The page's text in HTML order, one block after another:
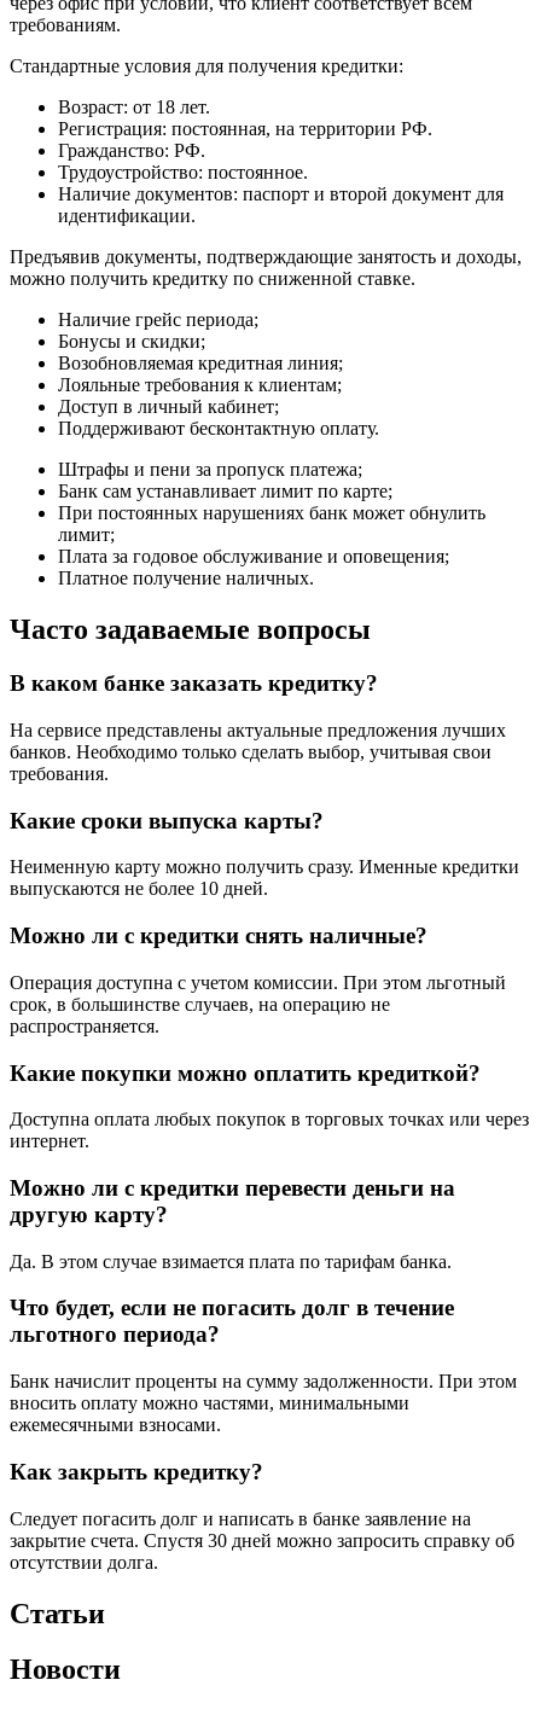
требованиям.
Стандартные условия для получения кредитки:
Возраст: от 18 лет.
Регистрация: постоянная, на территории РФ.
Гражданство: РФ.
Трудоустройство: постоянное.
Наличие документов: паспорт и второй документ для
идентификации.
Предъявив документы, подтверждающие занятость и доходы,
можно получить кредитку по сниженной ставке.
Наличие грейс периода;
Бонусы и скидки;
Возобновляемая кредитная линия;
Лояльные требования к клиентам;
Доступ в личный кабинет;
Поддерживают бесконтактную оплату.
Штрафы и пени за пропуск платежа;
Банк сам устанавливает лимит по карте;
При постоянных нарушениях банк может обнулить
лимит;
Плата за годовое обслуживание и оповещения;
Платное получение наличных.
Часто задаваемые вопросы
В каком банке заказать кредитку?
На сервисе представлены актуальные предложения лучших
банков. Необходимо только сделать выбор, учитывая свои
требования.
Какие сроки выпуска карты?
Неименную карту можно получить сразу. Именные кредитки
выпускаются не более 10 дней.
Можно ли с кредитки снять наличные?
Операция доступна с учетом комиссии. При этом льготный
срок, в большинстве случаев, на операцию не
распространяется.
Какие покупки можно оплатить кредиткой?
Доступна оплата любых покупок в торговых точках или через
интернет.
Можно ли с кредитки перевести деньги на
другую карту?
Да. В этом случае взимается плата по тарифам банка.
Что будет, если не погасить долг в течение
льготного периода?
Банк начислит проценты на сумму задолженности. При этом
вносить оплату можно частями, минимальными
ежемесячными взносами.
Как закрыть кредитку?
Следует погасить долг и написать в банке заявление на
закрытие счета. Спустя 30 дней можно запросить справку об
отсутствии долга.
Статьи
Новости